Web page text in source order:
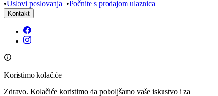
•Uslovi poslovanja •Počnite s prodajom ulaznica
Kontakt
Koristimo kolačiće
Zdravo. Kolačiće koristimo da poboljšamo vaše iskustvo i za